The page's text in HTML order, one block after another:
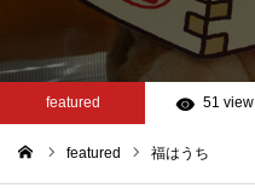
featured 51 view
featured 福はうち
工場日誌
お問い合わせ